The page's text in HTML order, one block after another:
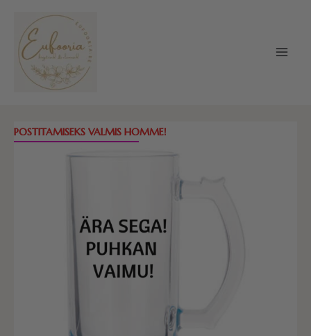
content
POSTITAMISEKS VALMIS HOMME!
Õllekann